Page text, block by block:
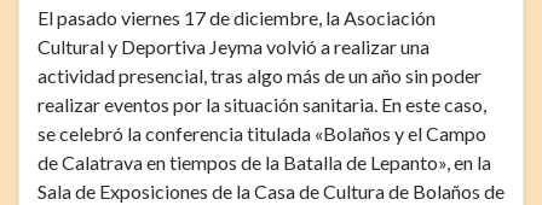
El pasado viernes 17 de diciembre, la Asociación
Cultural y Deportiva Jeyma volvió a realizar una
actividad presencial, tras algo más de un año sin poder
realizar eventos por la situación sanitaria. En este caso,
se celebró la conferencia titulada «Bolaños y el Campo
de Calatrava en tiempos de la Batalla de Lepanto», en la
Sala de Exposiciones de la Casa de Cultura de Bolaños de